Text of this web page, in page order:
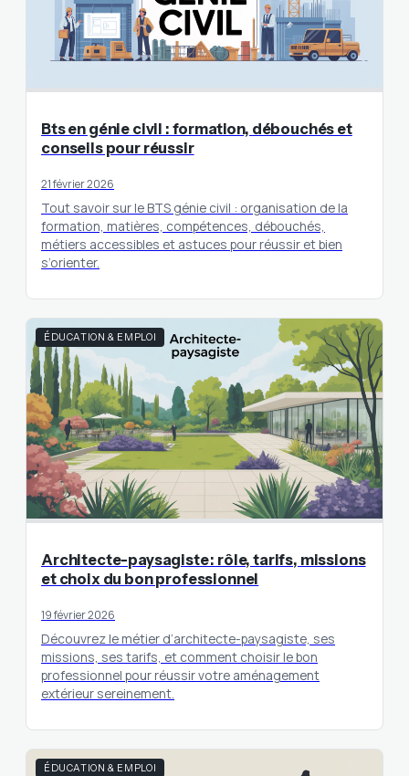
Bts en génie civil : formation, débouchés et
conseils pour réussir
21 février 2026
Tout savoir sur le BTS génie civil : organisation de la
formation, matières, compétences, débouchés,
métiers accessibles et astuces pour réussir et bien
s’orienter.
ÉDUCATION & EMPLOI
Architecte-paysagiste : rôle, tarifs, missions
et choix du bon professionnel
19 février 2026
Découvrez le métier d’architecte-paysagiste, ses
missions, ses tarifs, et comment choisir le bon
professionnel pour réussir votre aménagement
extérieur sereinement.
ÉDUCATION & EMPLOI